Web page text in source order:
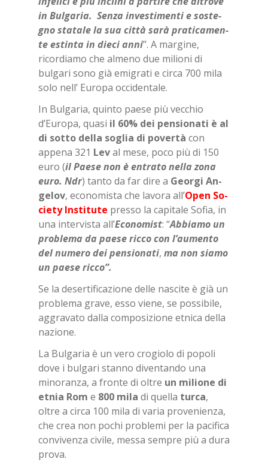
in Bul­ga­ria. Sen­za in­ve­sti­men­ti e so­ste­
gno sta­ta­le la sua cit­tà sarà pra­ti­ca­men­
te estin­ta in die­ci anni”. A margine,
ricordiamo che almeno due milioni di
bulgari sono già emigrati e circa 700 mila
solo nell’ Europa occidentale.
In Bulgaria, quinto paese più vecchio
d’Europa, quasi il 60% dei pen­sio­na­ti è al
di sot­to del­la so­glia di po­ver­tà con
appena 321 Leval mese, poco più di 150
euro (il Pae­se non è en­tra­to nel­la zona
euro. Ndr) tanto da far dire a Geor­gi An­
ge­lov, economista che lavora all’Open So­
cie­ty In­sti­tu­te presso la capitale Sofia, in
una intervista all’Eco­no­mi­st: “Ab­bia­mo un
pro­ble­ma da pae­se ric­co con l’au­men­to
del nu­me­ro dei pen­sio­na­ti, ma non sia­mo
un pae­se ric­co”.
Se la desertificazione delle nascite è già un
problema grave, esso viene, se possibile,
aggravato dalla composizione etnica della
nazione.
La Bulgaria è un vero crogiolo di popoli
dove i bulgari stanno diventando una
minoranza, a fronte di oltre un mi­lio­ne di
et­nia Rom e 800 mila di quella tur­ca,
oltre a circa 100 mila di varia provenienza,
che crea non pochi problemi per la pacifica
convivenza civile, messa sempre più a dura
prova.